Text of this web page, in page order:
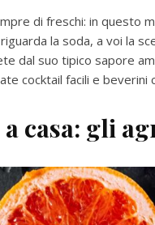
di freschi: in questo
la soda, a voi la
dal suo tipico sapore
cocktail facili e beverini
casa: gli